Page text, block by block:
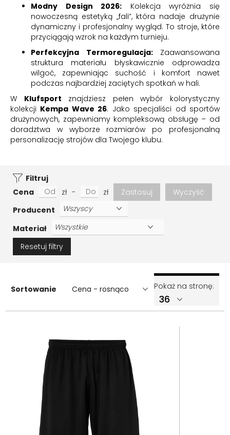
Modny Design 2026: Kolekcja wyróżnia się
nowoczesną estetyką „fali”, która nadaje drużynie
dynamiczny i profesjonalny wygląd. To stroje, które
przyciągają wzrok na każdym turnieju.
Perfekcyjna Termoregulacja:Zaawansowana
struktura materiału błyskawicznie odprowadza
wilgoć, zapewniając suchość i komfort nawet
podczas najbardziej zaciętych spotkań w hali.
W Klufsport znajdziesz pełen wybór kolorystyczny
kolekcji Kempa Wave 26. Jako specjaliści od sportów
drużynowych, zapewniamy kompleksową obsługę – od
doradztwa w wyborze rozmiarów po profesjonalną
personalizację strojów dla Twojego klubu.
Filtruj
Cena
zł - zł Zastosuj
Wyczyść
Producent
Materiał
Resetuj filtry
Sortowanie Cena - rosnąco Pokaż na stronę: